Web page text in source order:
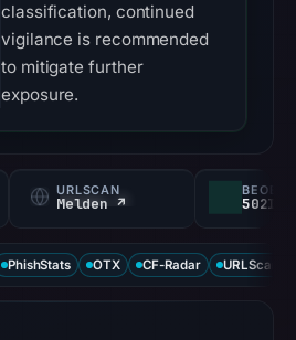
classification, continued
vigilance is recommended
to mitigate further
exposure.
URLSCAN
Melden ↗
PhishStats OTX CF-Radar URLScan